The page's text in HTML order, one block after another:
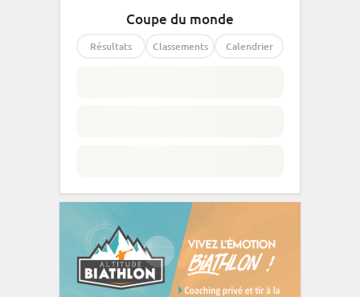
Coupe du monde
Résultats Classements Calendrier